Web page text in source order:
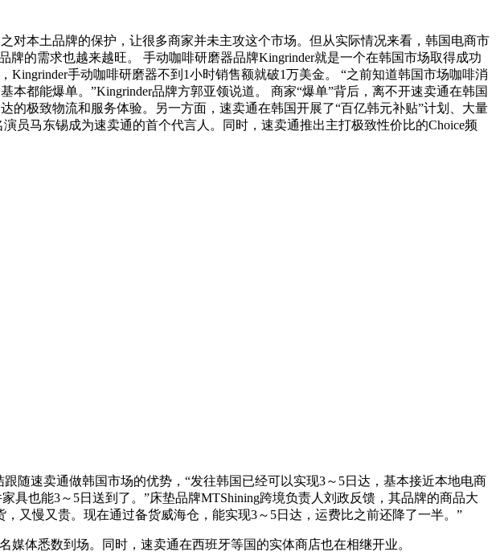
对本土品牌的保护，让很多商家并未主攻这个市场。但从实际情况来看，韩国电商市
的需求也越来越旺。 手动咖啡研磨器品牌Kingrinder就是一个在韩国市场取得成功
手动咖啡研磨器不到1小时销售额就破1万美金。 “之前知道韩国市场咖啡消
都能爆单。”Kingrinder品牌方郭亚领说道。 商家“爆单”背后，离不开速卖通在韩国
极致物流和服务体验。另一方面，速卖通在韩国开展了“百亿韩元补贴”计划、大量
员马东锡成为速卖通的首个代言人。同时，速卖通推出主打极致性价比的Choice频
跟随速卖通做韩国市场的优势，“发往韩国已经可以实现3～5日达，基本接近本地电商
也能3～5日送到了。”床垫品牌MTShining跨境负责人刘政反馈，其品牌的商品大
又慢又贵。现在通过备货威海仓，能实现3～5日达，运费比之前还降了一半。”
体悉数到场。同时，速卖通在西班牙等国的实体商店也在相继开业。